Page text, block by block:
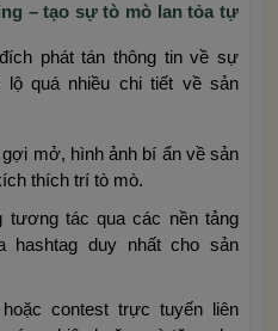
– tạo sự tò mò lan tỏa tự
phát tán thông tin về sự
quá nhiều chi tiết về sản
mở, hình ảnh bí ẩn về sản
thích trí tò mò.
tương tác qua các nền tảng
hashtag duy nhất cho sản
contest trực tuyến liên